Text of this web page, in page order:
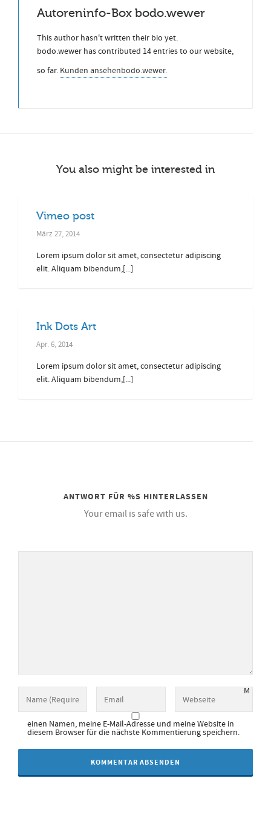
Autoreninfo-Box bodo.wewer
This author hasn't written their bio yet.
bodo.wewer has contributed 14 entries to our website,
so far. Kunden ansehenbodo.wewer.
You also might be interested in
Vimeo post
März 27, 2014
Lorem ipsum dolor sit amet, consectetur adipiscing
elit. Aliquam bibendum,[...]
Ink Dots Art
Apr. 6, 2014
Lorem ipsum dolor sit amet, consectetur adipiscing
elit. Aliquam bibendum,[...]
ANTWORT FÜR %S HINTERLASSEN
Your email is safe with us.
M
einen Namen, meine E-Mail-Adresse und meine Website in
diesem Browser für die nächste Kommentierung speichern.